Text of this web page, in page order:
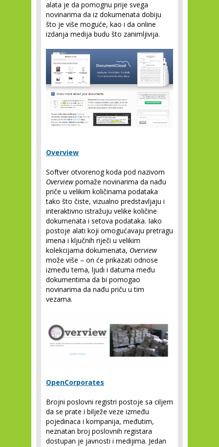
alata je da pomognu prije svega
novinarima da iz dokumenata dobiju
što je više moguće, kao i da online
izdanja medija budu što zanimljivija.
Overview
Softver otvorenog koda pod nazivom
Overviewpomaže novinarima da nađu
priče u velikim količinama podataka
tako što čiste, vizualno predstavljaju i
interaktivno istražuju velike količine
dokumenata i setova podataka. Iako
postoje alati koji omogućavaju pretragu
imena i ključnih riječi u velikim
kolekcijama dokumenata, Overview
može više – on će prikazati odnose
između tema, ljudi i datuma među
dokumentima da bi pomogao
novinarima da nađu priču u tim
vezama.
OpenCorporates
Brojni poslovni registri postoje sa ciljem
da se prate i bilježe veze između
pojedinaca i kompanija, međutim,
neznatan broj poslovnih registara
dostupan je javnosti i medijima. Jedan